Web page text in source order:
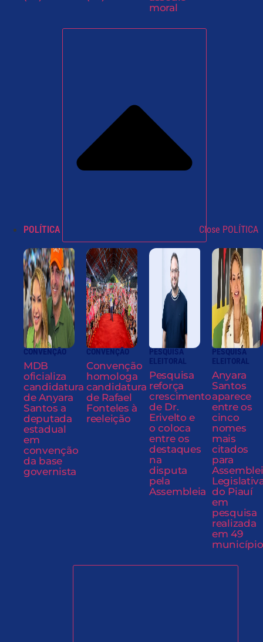
moral
POLÍTICA Close POLÍTICA
CONVENÇÃO
MDB
oficializa
candidatura
de Anyara
Santos a
deputada
estadual
em
convenção
da base
governista
CONVENÇÃO
Convenção
homologa
candidatura
de Rafael
Fonteles à
reeleição
PESQUISA
ELEITORAL
Pesquisa
reforça
crescimento
de Dr.
Erivelto e
o coloca
entre os
destaques
na
disputa
pela
Assembleia
PESQUISA
ELEITORAL
Anyara
Santos
aparece
entre os
cinco
nomes
mais
citados
para
do Piauí
em
pesquisa
realizada
em 49